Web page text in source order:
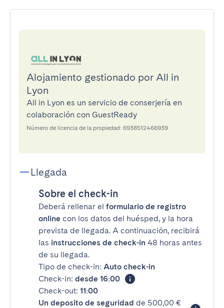
Alojamiento gestionado por All in
Lyon
All in Lyon es un servicio de conserjería en
colaboración con GuestReady
Número de licencia de la propiedad: 6938512466939
Llegada
Sobre el check-in
Deberá rellenar el formulario de registro
online con los datos del huésped, y la hora
prevista de llegada. A continuación, recibirá
las instrucciones de check-in 48 horas antes
de su llegada.
Tipo de check-in: Auto check-in
Check-in: desde 16:00
Check-out: 11:00
Un deposito de seguridad de 500,00 €